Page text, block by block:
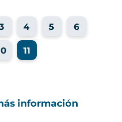
4 5 6
11
información